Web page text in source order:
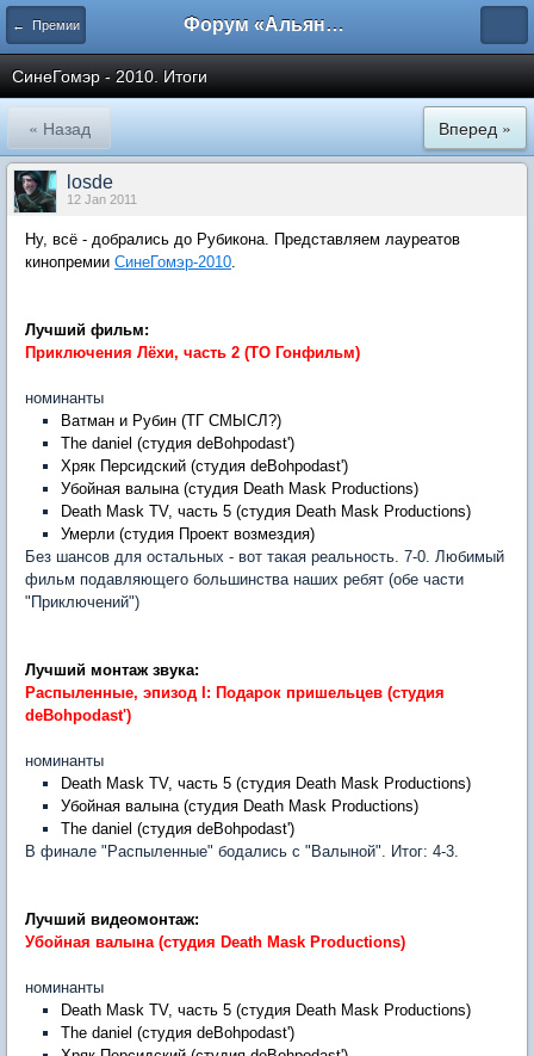
← Премии Форум «Альянса вольных переводчиков»
СинеГомэр - 2010. Итоги
« Назад Вперед »
losde
12 Jan 2011
Ну, всё - добрались до Рубикона. Представляем лауреатов
кинопремии СинеГомэр-2010.
Лучший фильм:
Приключения Лёхи, часть 2 (ТО Гонфильм)
номинанты
Ватман и Рубин (ТГ СМЫСЛ?)
The daniel (студия deBohpodast')
Хряк Персидский (студия deBohpodast')
Убойная валына (студия Death Mask Productions)
Death Mask TV, часть 5 (студия Death Mask Productions)
Умерли (студия Проект возмездия)
Без шансов для остальных - вот такая реальность. 7-0. Любимый
фильм подавляющего большинства наших ребят (обе части
"Приключений")
Лучший монтаж звука:
Распыленные, эпизод I: Подарок пришельцев (студия
deBohpodast')
номинанты
Death Mask TV, часть 5 (студия Death Mask Productions)
Убойная валына (студия Death Mask Productions)
The daniel (студия deBohpodast')
В финале "Распыленные" бодались с "Валыной". Итог: 4-3.
Лучший видеомонтаж:
Убойная валына (студия Death Mask Productions)
номинанты
Death Mask TV, часть 5 (студия Death Mask Productions)
The daniel (студия deBohpodast')